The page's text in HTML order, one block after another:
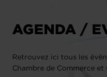
AGENDA /
Retrouvez ici tous les
Chambre de Commerce et